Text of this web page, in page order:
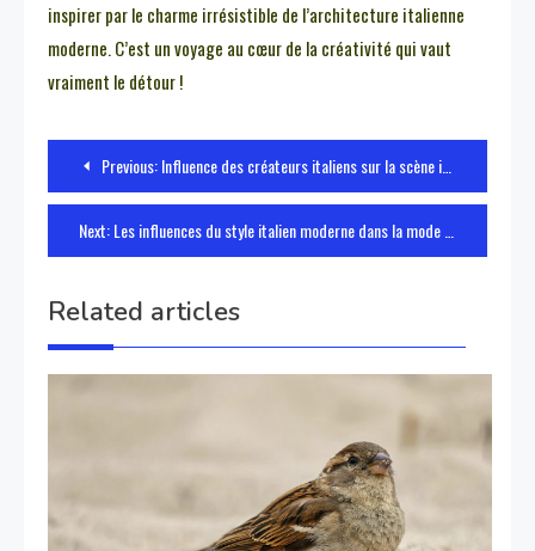
inspirer par le charme irrésistible de l’architecture italienne
moderne. C’est un voyage au cœur de la créativité qui vaut
vraiment le détour !
Navigazione
articoli
Previous:Influence des créateurs italiens sur la scène internationale
Next:Les influences du style italien moderne dans la mode contemporaine
Related articles